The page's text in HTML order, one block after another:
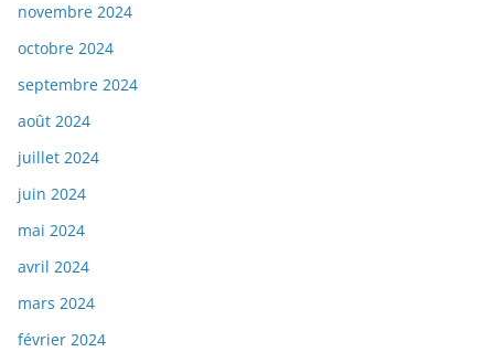
novembre 2024
octobre 2024
septembre 2024
août 2024
juillet 2024
juin 2024
mai 2024
avril 2024
mars 2024
février 2024